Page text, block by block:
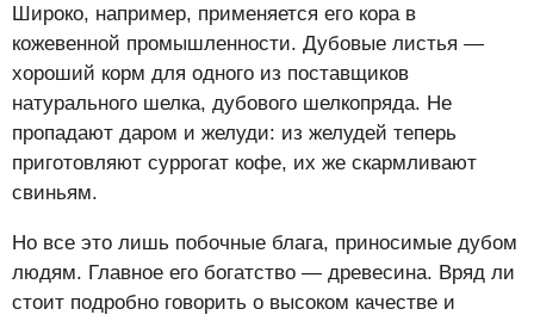
Широко, например, применяется его кора в
кожевенной промышленности. Дубовые листья —
хороший корм для одного из поставщиков
натурального шелка, дубового шелкопряда. Не
пропадают даром и желуди: из желудей теперь
приготовляют суррогат кофе, их же скармливают
свиньям.
Но все это лишь побочные блага, приносимые дубом
людям. Главное его богатство — древесина. Вряд ли
стоит подробно говорить о высоком качестве и